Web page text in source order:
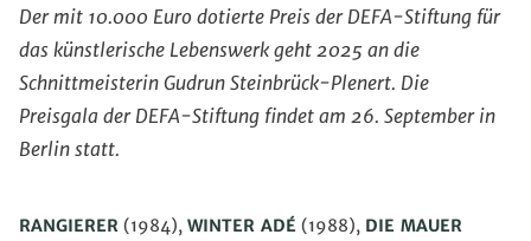
Der mit 10.000 Euro dotierte Preis der DEFA-Stiftung für
das künstlerische Lebenswerk geht 2025 an die
Schnittmeisterin Gudrun Steinbrück-Plenert. Die
Preisgala der DEFA-Stiftung findet am 26. September in
Berlin statt.
RANGIERER (1984), WINTER ADÉ (1988), DIE MAUER